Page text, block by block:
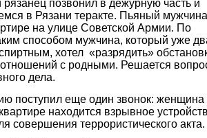
рязанец позвонил в дежурную часть и
в Рязани теракте. Пьяный мужчина
на улице Советской Армии. По
способом мужчина, который уже
хотел «разрядить»
с родными. Решается
дела.
поступил еще один звонок: женщина
находится взрывное
совершения террористического акта.